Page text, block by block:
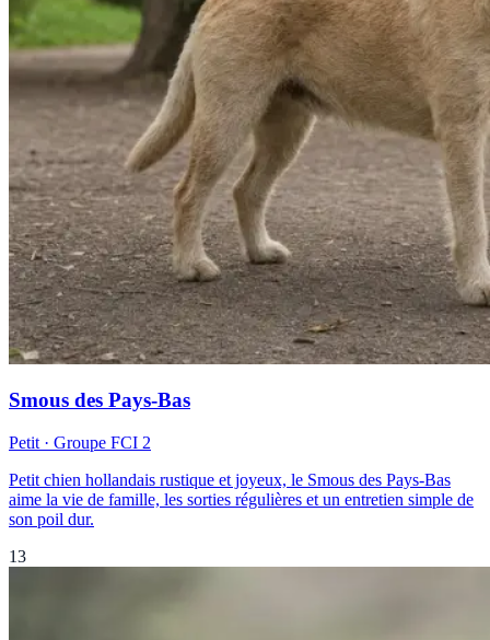
Smous des Pays-Bas
Petit · Groupe FCI 2
Petit chien hollandais rustique et joyeux, le Smous des Pays-Bas
aime la vie de famille, les sorties régulières et un entretien simple de
son poil dur.
13